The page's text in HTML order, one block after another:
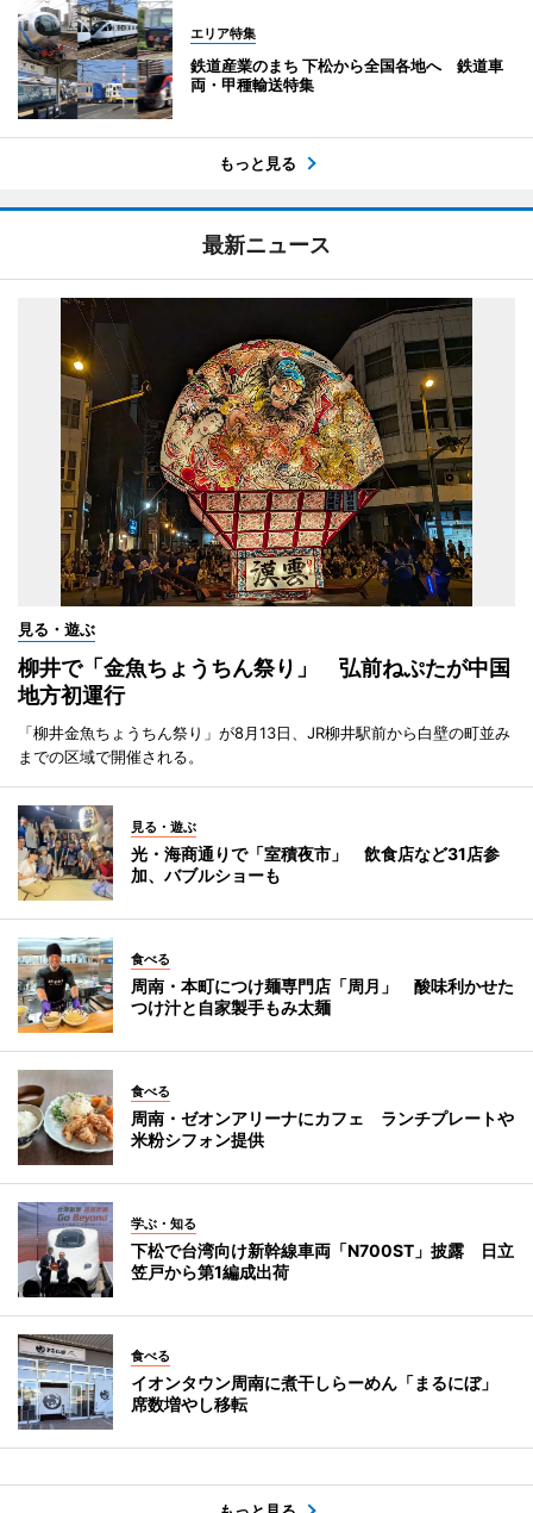
エリア特集
鉄道産業のまち 下松から全国各地へ 鉄道車
両・甲種輸送特集
もっと見る
最新ニュース
見る・遊ぶ
柳井で「金魚ちょうちん祭り」 弘前ねぷたが中国
地方初運行
「柳井金魚ちょうちん祭り」が8月13日、JR柳井駅前から白壁の町並み
までの区域で開催される。
見る・遊ぶ
光・海商通りで「室積夜市」 飲食店など31店参
加、バブルショーも
食べる
周南・本町につけ麺専門店「周月」 酸味利かせた
つけ汁と自家製手もみ太麺
食べる
周南・ゼオンアリーナにカフェ ランチプレートや
米粉シフォン提供
学ぶ・知る
下松で台湾向け新幹線車両「N700ST」披露 日立
笠戸から第1編成出荷
食べる
イオンタウン周南に煮干しらーめん「まるにぼ」
席数増やし移転